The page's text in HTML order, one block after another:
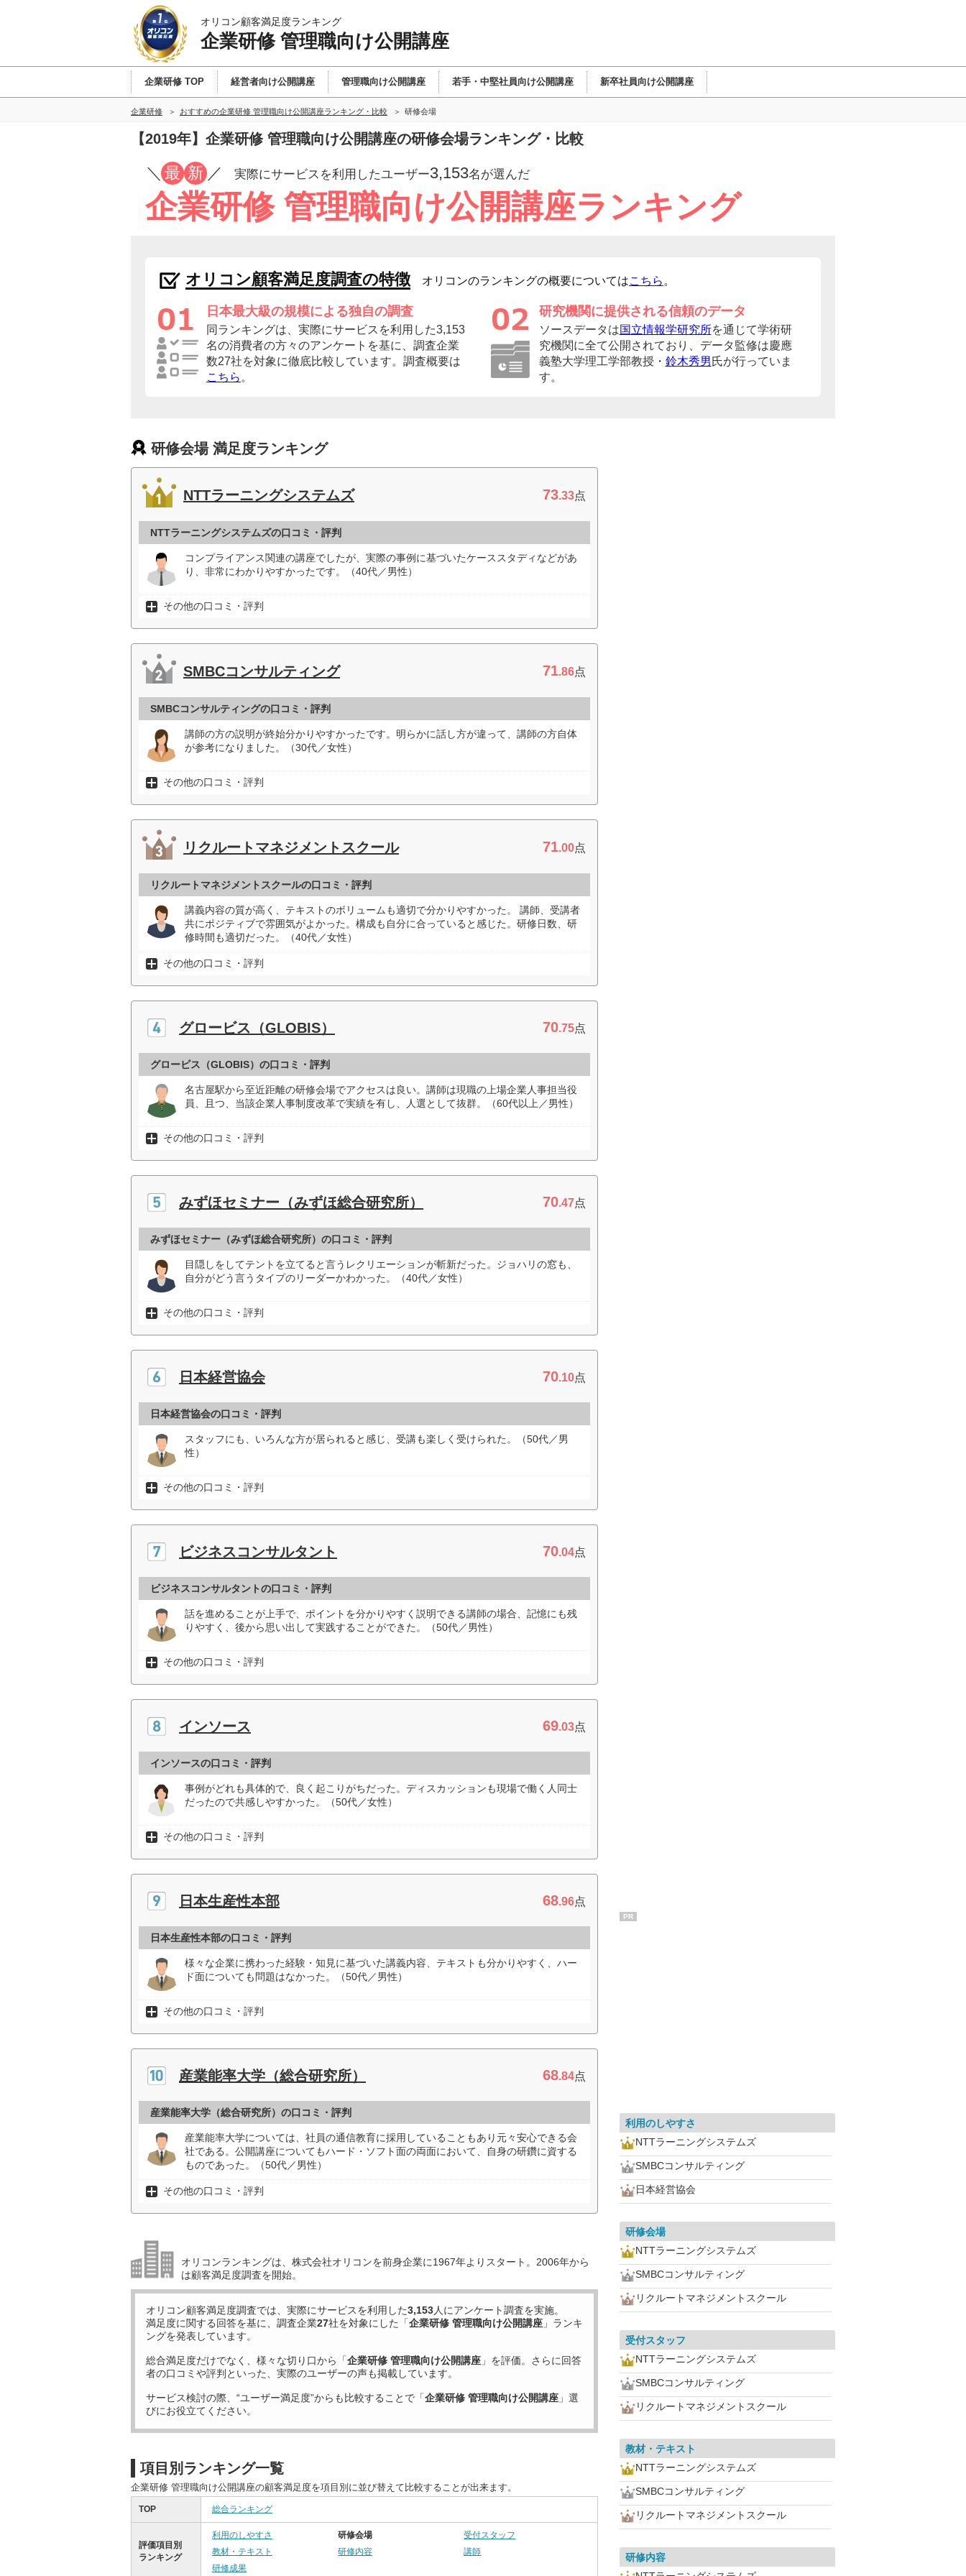
オリコン顧客満足度ランキング
企業研修 管理職向け公開講座
企業研修 TOP 経営者向け公開講座 管理職向け公開講座 若手・中堅社員向け公開講座 新卒社員向け公開講座
企業研修 おすすめの企業研修 管理職向け公開講座ランキング・比較 研修会場
【2019年】企業研修 管理職向け公開講座の研修会場ランキング・比較
／ 最 新 ／ 実際にサービスを利用したユーザー3,153名が選んだ
企業研修 管理職向け公開講座ランキング
オリコン顧客満足度調査の特徴 オリコンのランキングの概要についてはこちら 。
日本最大級の規模による独自の調査
同ランキングは、実際にサービスを利用した3,153
名の消費者の方々のアンケートを基に、調査企業
数27社を対象に徹底比較しています。調査概要は
こちら 。
研究機関に提供される信頼のデータ
ソースデータは国立情報学研究所を通じて学術研
究機関に全て公開されており、データ監修は慶應
義塾大学理工学部教授・ 鈴木秀男 氏が行っていま
す。
研修会場 満足度ランキング
NTTラーニングシステムズ 73.33点
NTTラーニングシステムズの口コミ・評判
コンプライアンス関連の講座でしたが、実際の事例に基づいたケーススタディなどがあ
り、非常にわかりやすかったです。（40代／男性）
その他の口コミ・評判
SMBCコンサルティング 71.86点
SMBCコンサルティングの口コミ・評判
講師の方の説明が終始分かりやすかったです。明らかに話し方が違って、講師の方自体
が参考になりました。（30代／女性）
その他の口コミ・評判
リクルートマネジメントスクール 71.00点
リクルートマネジメントスクールの口コミ・評判
講義内容の質が高く、テキストのボリュームも適切で分かりやすかった。 講師、受講者
共にポジティブで雰囲気がよかった。構成も自分に合っていると感じた。研修日数、研
修時間も適切だった。（40代／女性）
その他の口コミ・評判
グロービス（GLOBIS） 70.75点
グロービス（GLOBIS）の口コミ・評判
名古屋駅から至近距離の研修会場でアクセスは良い。講師は現職の上場企業人事担当役
員、且つ、当該企業人事制度改革で実績を有し、人選として抜群。（60代以上／男性）
その他の口コミ・評判
みずほセミナー（みずほ総合研究所） 70.47点
みずほセミナー（みずほ総合研究所）の口コミ・評判
目隠しをしてテントを立てると言うレクリエーションが斬新だった。ジョハリの窓も、
自分がどう言うタイプのリーダーかわかった。（40代／女性）
その他の口コミ・評判
日本経営協会 70.10点
日本経営協会の口コミ・評判
スタッフにも、いろんな方が居られると感じ、受講も楽しく受けられた。（50代／男
性）
その他の口コミ・評判
ビジネスコンサルタント 70.04点
ビジネスコンサルタントの口コミ・評判
話を進めることが上手で、ポイントを分かりやすく説明できる講師の場合、記憶にも残
りやすく、後から思い出して実践することができた。（50代／男性）
その他の口コミ・評判
インソース 69.03点
インソースの口コミ・評判
事例がどれも具体的で、良く起こりがちだった。ディスカッションも現場で働く人同士
だったので共感しやすかった。（50代／女性）
その他の口コミ・評判
日本生産性本部 68.96点
日本生産性本部の口コミ・評判
様々な企業に携わった経験・知見に基づいた講義内容、テキストも分かりやすく、ハー
ド面についても問題はなかった。（50代／男性）
その他の口コミ・評判
産業能率大学（総合研究所） 68.84点
産業能率大学（総合研究所）の口コミ・評判
産業能率大学については、社員の通信教育に採用していることもあり元々安心できる会
社である。公開講座についてもハード・ソフト面の両面において、自身の研鑽に資する
ものであった。（50代／男性）
その他の口コミ・評判
オリコンランキングは、株式会社オリコンを前身企業に1967年よりスタート。2006年から
は顧客満足度調査を開始。
オリコン顧客満足度調査では、実際にサービスを利用した3,153人にアンケート調査を実施。
満足度に関する回答を基に、調査企業27社を対象にした「企業研修 管理職向け公開講座 」ランキ
ングを発表しています。
総合満足度だけでなく、様々な切り口から「企業研修 管理職向け公開講座 」を評価。さらに回答
者の口コミや評判といった、実際のユーザーの声も掲載しています。
サービス検討の際、“ユーザー満足度”からも比較することで「企業研修 管理職向け公開講座 」選
びにお役立てください。
項目別ランキング一覧
企業研修 管理職向け公開講座の顧客満足度を項目別に並び替えて比較することが出来ます。
TOP 総合ランキング
評価項目別
ランキング
利用のしやすさ 研修会場
受付スタッフ
教材・テキスト
研修内容
講師
研修成果
PR
利用のしやすさ
NTTラーニングシステムズ
SMBCコンサルティング
日本経営協会
研修会場
NTTラーニングシステムズ
SMBCコンサルティング
リクルートマネジメントスクール
受付スタッフ
NTTラーニングシステムズ
SMBCコンサルティング
リクルートマネジメントスクール
教材・テキスト
NTTラーニングシステムズ
SMBCコンサルティング
リクルートマネジメントスクール
研修内容